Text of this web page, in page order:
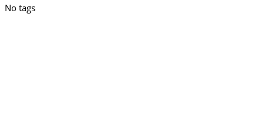
No tags